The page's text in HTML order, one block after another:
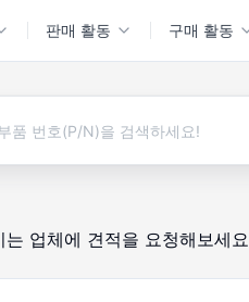
판매 활동 구매 활동
는 업체에 견적을 요청해보세요